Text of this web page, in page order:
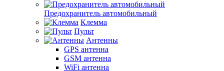
Предохранитель автомобильный
Клемма
Пульт
Антенны
GPS антенна
GSM антенна
WiFi антенна